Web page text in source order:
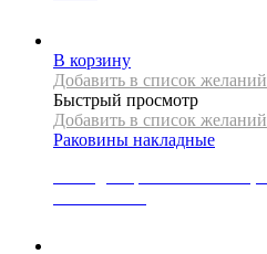
В корзину
Добавить в список желаний
Быстрый просмотр
Добавить в список желаний
Раковины накладные